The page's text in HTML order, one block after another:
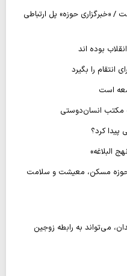
/ «خبرگزاری حوزه» پل ارتباطی
بوده اند
را بگیرد
است
مکتب انسان‌دوستی
کرد؟
البلاغه»
حوزه مسکن، معیشت و سلامت
می‌تواند به رابطه زوجین